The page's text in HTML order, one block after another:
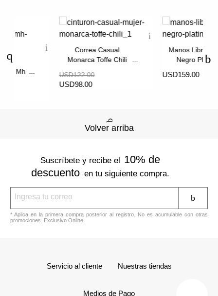
Mh
Correa Casual
Monarca Toffe Chili
USD122.00
USD98.00
Manos Libres
Negro
USD159.00
Volver arriba
Suscríbete y recibe el 10% de
descuento en tu siguiente compra.
* Aplica en la primera compra posterior al registro. No es acumulable con otras
promociones. Exclusivo Online.
Servicio al cliente Nuestras tiendas
Medios de Pago